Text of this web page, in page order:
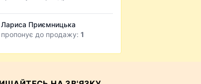
Лариса Приємницька
пропонує до продажу:1